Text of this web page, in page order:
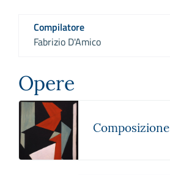
Compilatore
Fabrizio D'Amico
Opere
Composizione